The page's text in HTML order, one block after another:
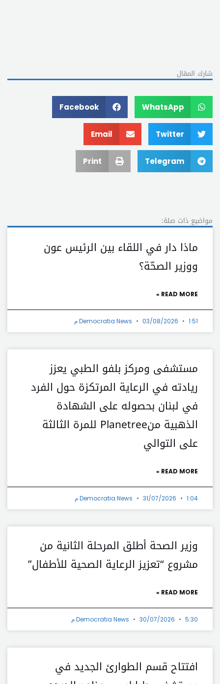
شارك المقال
WhatsApp
Facebook
Twitter
Email
Telegram
Print
مواضيع ذات صلة:
ماذا دار في اللقاء بين الرئيس عون
ووزير الصحّة؟
READ MORE »
Democratia News 03/08/2026 1:51 م
مستشفى ومركز بلفو الطبي يعزز
ريادته في الرعاية المرتكزة حول الفرد
في لبنان بحصوله على الشهادة
الذهبية منPlanetree للمرة الثالثة
على التوالي
READ MORE »
Democratia News 31/07/2026 1:04 م
وزير الصحة أطلق المرحلة الثانية من
مشروع “تعزيز الرعاية الصحية للأطفال”
READ MORE »
Democratia News 30/07/2026 5:30 م
افتتاح قسم الطوارئ الجديد في